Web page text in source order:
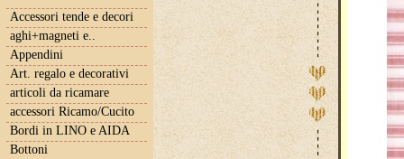
Accessori tende e decori
aghi+magneti e..
Appendini
Art. regalo e decorativi
articoli da ricamare
accessori Ricamo/Cucito
Bordi in LINO e AIDA
Bottoni